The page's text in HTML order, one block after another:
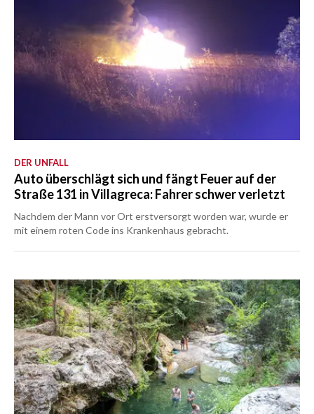
DER UNFALL
Auto überschlägt sich und fängt Feuer auf der
Straße 131 in Villagreca: Fahrer schwer verletzt
Nachdem der Mann vor Ort erstversorgt worden war, wurde er
mit einem roten Code ins Krankenhaus gebracht.